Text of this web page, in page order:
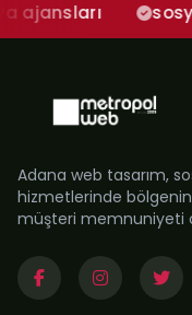
sosyal
Adana web tasarım,
hizmetlerinde bölgenin
müşteri memnuniyeti